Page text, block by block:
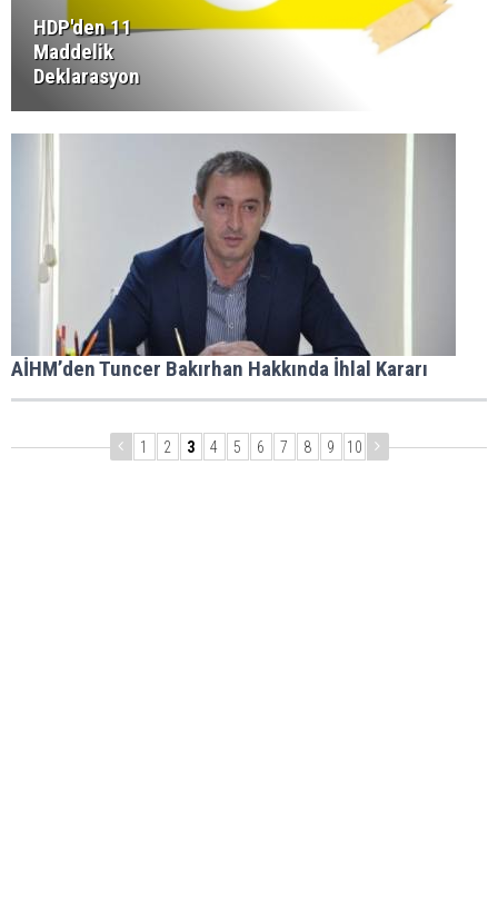
HDP'den 11
Maddelik
Deklarasyon
AİHM’den Tuncer Bakırhan Hakkında İhlal Kararı
1 2 3 4 5 6 7 8 9 10